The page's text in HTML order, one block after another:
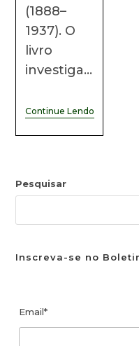
(1888–
1937). O
livro
investiga…
Continue Lendo
Pesquisar
Inscreva-se no
Email*